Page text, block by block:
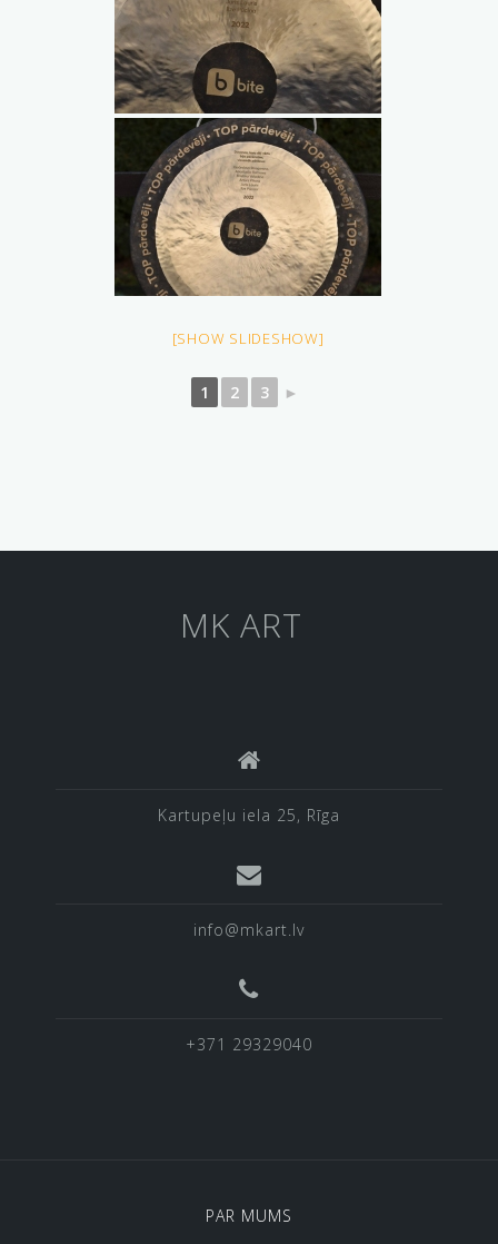
[SHOW SLIDESHOW]
1 2 3 ►
MK ART
Kartupeļu iela 25, Rīga
info@mkart.lv
+371 29329040
PAR MUMS